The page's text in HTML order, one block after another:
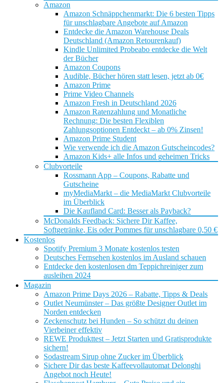
Amazon
Amazon Schnäppchenmarkt: Die 6 besten Tipps
für unschlagbare Angebote auf Amazon
Entdecke die Amazon Warehouse Deals
Deutschland (Amazon Retourenkauf)
Kindle Unlimited Probeabo entdecke die Welt
der Bücher
Amazon Coupons
Audible, Bücher hören statt lesen, jetzt ab 0€
Amazon Prime
Prime Video Channels
Amazon Fresh in Deutschland 2026
Amazon Ratenzahlung und Monatliche
Rechnung: Die besten Flexiblen
Zahlungsoptionen Entdeckt – ab 0% Zinsen!
Amazon Prime Student
Wie verwende ich die Amazon Gutscheincodes?
Amazon Kids+ alle Infos und geheimen Tricks
Clubvorteile
Rossmann App – Coupons, Rabatte und
Gutscheine
myMediaMarkt – die MediaMarkt Clubvorteile
im Überblick
Die Kaufland Card: Besser als Payback?
McDonalds Feedback: Sichere Dir Kaffee,
Softgetränke, Eis oder Pommes für unschlagbare 0,50 €
Kostenlos
Spotify Premium 3 Monate kostenlos testen
Deutsches Fernsehen kostenlos im Ausland schauen
Entdecke den kostenlosen dm Teppichreiniger zum
ausleihen 2024
Magazin
Amazon Prime Days 2026 – Rabatte, Tipps & Deals
Outlet Neumünster – Das größte Designer Outlet im
Norden entdecken
Zeckenschutz bei Hunden – So schützt du deinen
Vierbeiner effektiv
REWE Produkttest – Jetzt Starten und Gratisprodukte
sichern!
Sodastream Sirup ohne Zucker im Überblick
Sichere Dir das beste Kaffeevollautomat Delonghi
Angebot noch Heute!